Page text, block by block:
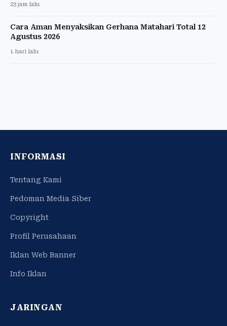
23 jam lalu
Cara Aman Menyaksikan Gerhana Matahari Total 12
Agustus 2026
1 hari lalu
INFORMASI
Tentang Kami
Pedoman Media Siber
Copyright
Profil Perusahaan
Iklan Web Banner
Info Iklan
JARINGAN